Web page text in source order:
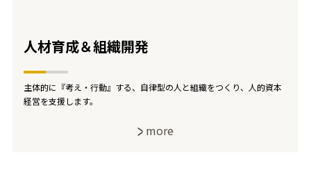
人材育成＆組織開発
主体的に『考え・行動』する、自律型の人と組織をつくり、人的資本
経営を支援します。
more